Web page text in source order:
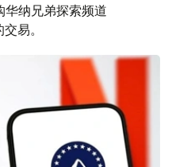
纳兄弟探索频道
易。